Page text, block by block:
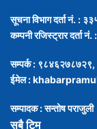
सूचना विभाग दर्ता नं. :
कम्पनी रजिस्ट्रार दर्ता
सम्पर्क :
ईमेल :
सम्पादक : सन्तोष पराजुली
सबै टिम